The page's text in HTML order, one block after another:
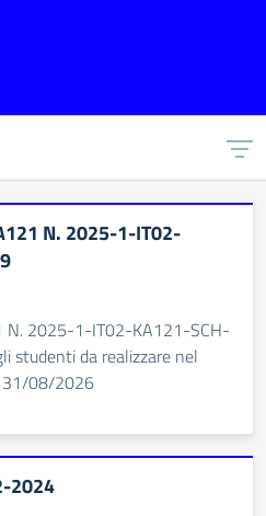
N. 2025-1-IT02-
N. 2025-1-IT02-KA121-SCH-
studenti da realizzare nel
31/08/2026
2024